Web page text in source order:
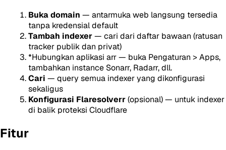
Buka domain — antarmuka web langsung tersedia
tanpa kredensial default
Tambah indexer— cari dari daftar bawaan (ratusan
tracker publik dan privat)
*Hubungkan aplikasi arr— buka Pengaturan > Apps,
tambahkan instance Sonarr, Radarr, dll.
Cari — query semua indexer yang dikonfigurasi
sekaligus
Konfigurasi Flaresolverr(opsional) — untuk indexer
di balik proteksi Cloudflare
Fitur